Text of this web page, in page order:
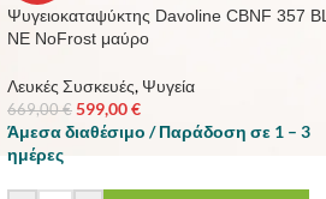
Ψυγειοκαταψύκτης Davoline CBNF 357 BL
NE NoFrost μαύρο
Λευκές Συσκευές, Ψυγεία
669,00€ 599,00€
Άμεσα διαθέσιμο / Παράδοση σε 1 – 3
ημέρες